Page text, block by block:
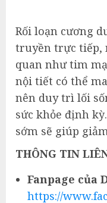
Rối loạn cương
truyền trực tiếp,
quan như tim
nội tiết có thể
nên duy trì lối
sức khỏe định
sớm sẽ giúp
THÔNG TIN
Fanpage của
https://